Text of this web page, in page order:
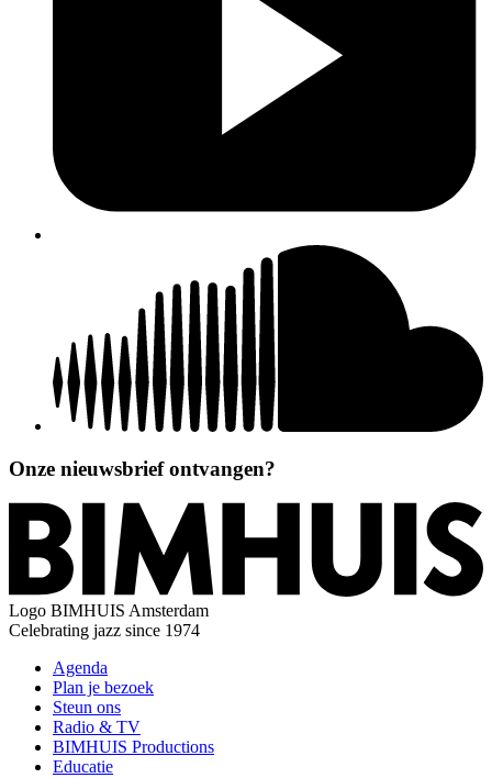
Onze nieuwsbrief ontvangen?
Logo BIMHUIS Amsterdam
Celebrating jazz since 1974
Agenda
Plan je bezoek
Steun ons
Radio & TV
BIMHUIS Productions
Educatie